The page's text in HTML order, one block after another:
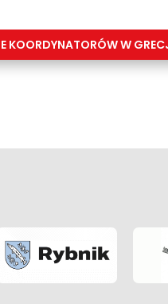
KOORDYNATORÓW W